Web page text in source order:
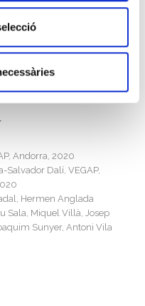
Andorra, 2020
Salvador Dalí, VEGAP,
Hermen Anglada
Sala, Miquel Villà, Josep
Sunyer, Antoni Vila